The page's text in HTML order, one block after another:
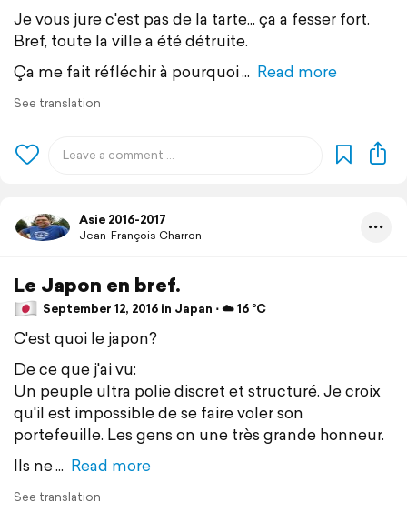
Je vous jure c'est pas de la tarte... ça a fesser fort.
Bref, toute la ville a été détruite.
Ça me fait réfléchir à pourquoi
Read more
See translation
Asie 2016-2017
Jean-François Charron
Le Japon en bref.
September 12, 2016 in Japan ⋅ ☁️ 16 °C
C'est quoi le japon?
De ce que j'ai vu:
Un peuple ultra polie discret et structuré. Je croix
qu'il est impossible de se faire voler son
portefeuille. Les gens on une très grande honneur.
Ils ne
Read more
See translation